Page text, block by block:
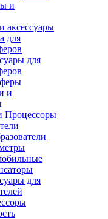
аксессуары
для
для
Процессоры
для